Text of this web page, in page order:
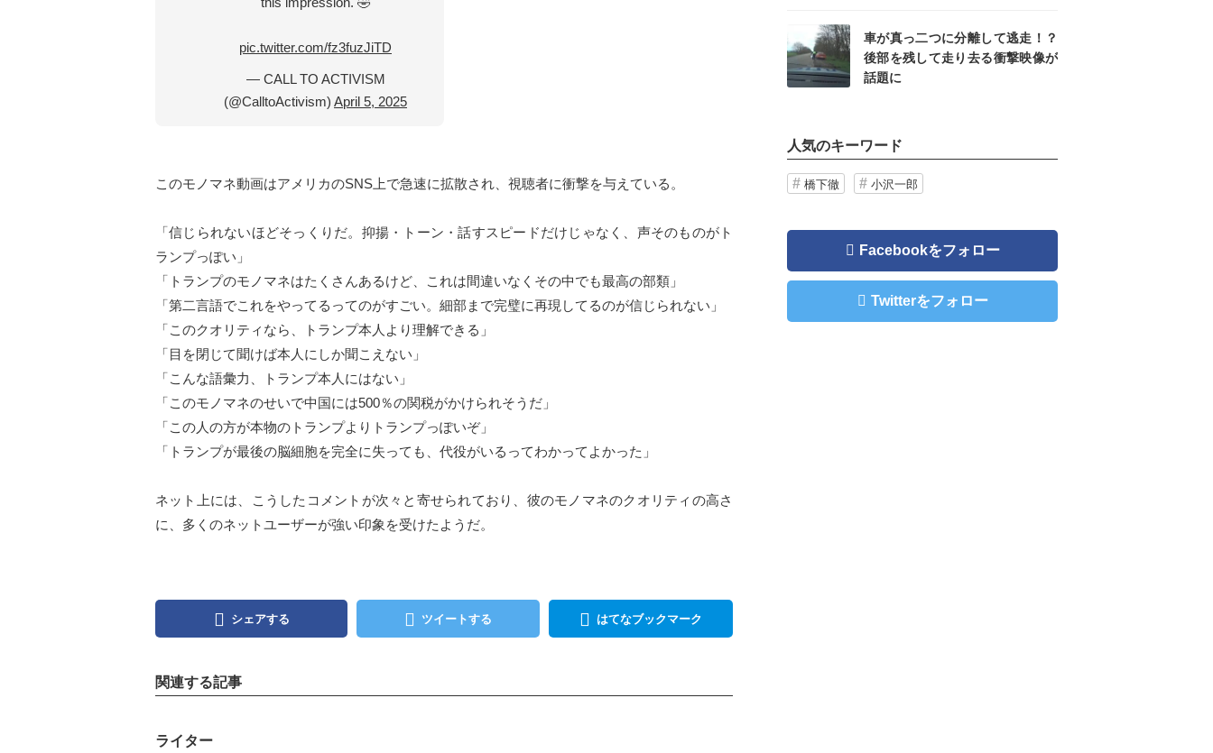
pic.twitter.com/fz3fuzJiTD
— CALL TO ACTIVISM
(@CalltoActivism) April 5, 2025
このモノマネ動画はアメリカのSNS上で急速に拡散され、視聴者に衝撃を与えている。
「信じられないほどそっくりだ。抑揚・トーン・話すスピードだけじゃなく、声そのものがト
ランプっぽい」
「トランプのモノマネはたくさんあるけど、これは間違いなくその中でも最高の部類」
「第二言語でこれをやってるってのがすごい。細部まで完璧に再現してるのが信じられない」
「このクオリティなら、トランプ本人より理解できる」
「目を閉じて聞けば本人にしか聞こえない」
「こんな語彙力、トランプ本人にはない」
「このモノマネのせいで中国には500％の関税がかけられそうだ」
「この人の方が本物のトランプよりトランプっぽいぞ」
「トランプが最後の脳細胞を完全に失っても、代役がいるってわかってよかった」
ネット上には、こうしたコメントが次々と寄せられており、彼のモノマネのクオリティの高さ
に、多くのネットユーザーが強い印象を受けたようだ。
シェアする ツイートする はてなブックマーク
関連する記事
ライター
車が真っ二つに分離して逃走！？
後部を残して走り去る衝撃映像が
話題に
人気のキーワード
橋下徹 小沢一郎
Facebookをフォロー
Twitterをフォロー